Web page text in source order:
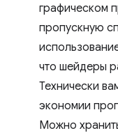
графическом
пропускную
что шейдеры
Технически
экономии
Можно